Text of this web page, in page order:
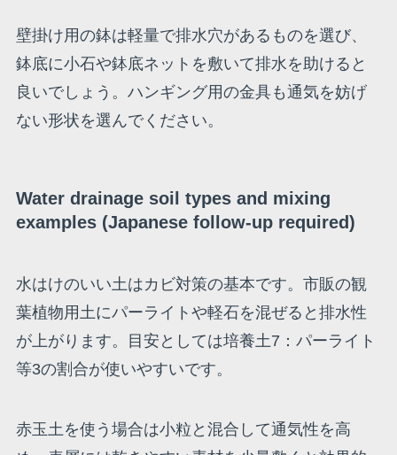
壁掛け用の鉢は軽量で排水穴があるものを選び、
鉢底に小石や鉢底ネットを敷いて排水を助けると
良いでしょう。ハンギング用の金具も通気を妨げ
ない形状を選んでください。
Water drainage soil types and mixing
examples (Japanese follow-up required)
水はけのいい土はカビ対策の基本です。市販の観
葉植物用土にパーライトや軽石を混ぜると排水性
が上がります。目安としては培養土7：パーライト
等3の割合が使いやすいです。
赤玉土を使う場合は小粒と混合して通気性を高